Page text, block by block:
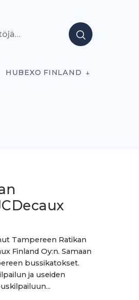
HUBEXO FINLAND
Tampereen Ratikan
Finland Oy:n. Samaan
bussikatokset.
ja useiden